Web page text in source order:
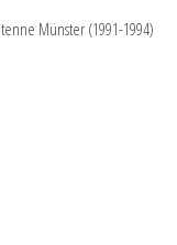
Münster (1991-1994)